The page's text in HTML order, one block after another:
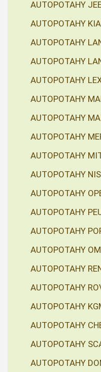
AUTOPOTAHY
AUTOPOTAHY KIA
AUTOPOTAHY
AUTOPOTAHY
AUTOPOTAHY
AUTOPOTAHY
AUTOPOTAHY
AUTOPOTAHY
AUTOPOTAHY
AUTOPOTAHY
AUTOPOTAHY
AUTOPOTAHY
AUTOPOTAHY
AUTOPOTAHY
AUTOPOTAHY
AUTOPOTAHY
AUTOPOTAHY
AUTOPOTAHY
AUTOPOTAHY
AUTOPOTAHY